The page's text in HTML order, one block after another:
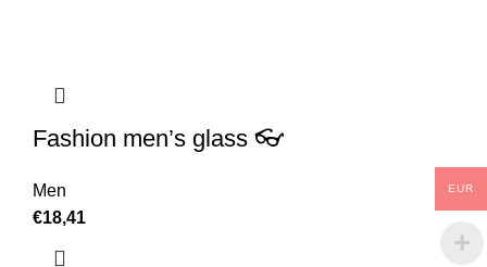
Fashion men’s glass 👓
Men
€18,41
EUR